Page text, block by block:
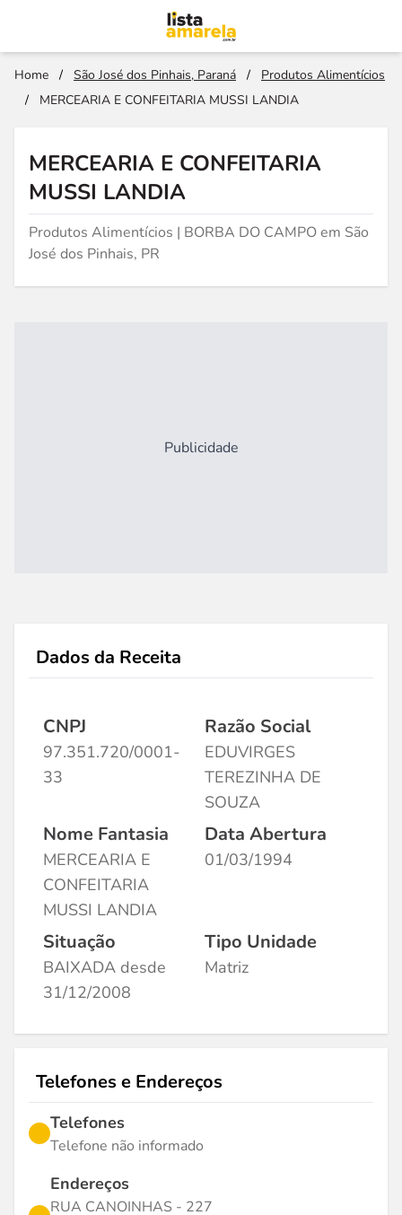
Home / São José dos Pinhais, Paraná /
Produtos Alimentícios
/
MERCEARIA E CONFEITARIA MUSSI LANDIA
MERCEARIA E CONFEITARIA
MUSSI LANDIA
Produtos Alimentícios | BORBA DO CAMPO em São
José dos Pinhais, PR
Publicidade
Dados da Receita
CNPJ
97.351.720/0001-
33
Razão Social
EDUVIRGES
TEREZINHA DE
SOUZA
Nome Fantasia
MERCEARIA E
CONFEITARIA
MUSSI LANDIA
Data Abertura
01/03/1994
Situação
BAIXADA desde
31/12/2008
Tipo Unidade
Matriz
Telefones e Endereços
Telefones
Telefone não informado
Endereços
RUA CANOINHAS - 227